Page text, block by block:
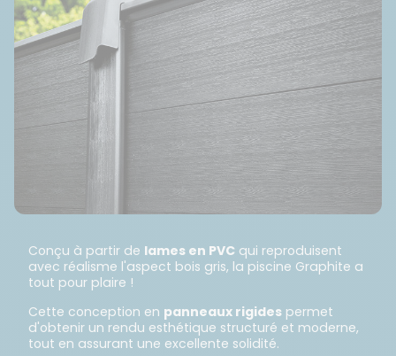
Conçu à partir de lames en PVC qui reproduisent
avec réalisme l'aspect bois gris, la piscine Graphite a
tout pour plaire !
Cette conception en panneaux rigides permet
d'obtenir un rendu esthétique structuré et moderne,
tout en assurant une excellente solidité.